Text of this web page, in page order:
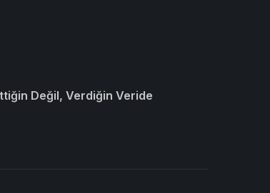
Değil, Verdiğin Veride